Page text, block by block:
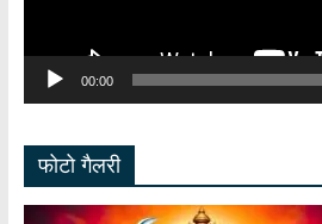
00:00
फोटो गैलरी